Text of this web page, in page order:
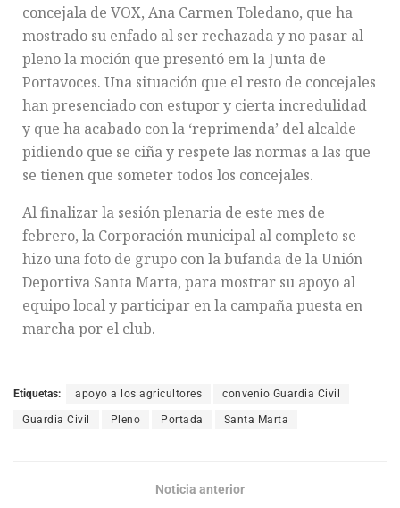
concejala de VOX, Ana Carmen Toledano, que ha
mostrado su enfado al ser rechazada y no pasar al
pleno la moción que presentó em la Junta de
Portavoces. Una situación que el resto de concejales
han presenciado con estupor y cierta incredulidad
y que ha acabado con la ‘reprimenda’ del alcalde
pidiendo que se ciña y respete las normas a las que
se tienen que someter todos los concejales.
Al finalizar la sesión plenaria de este mes de
febrero, la Corporación municipal al completo se
hizo una foto de grupo con la bufanda de la Unión
Deportiva Santa Marta, para mostrar su apoyo al
equipo local y participar en la campaña puesta en
marcha por el club.
Etiquetas: apoyo a los agricultores convenio Guardia Civil
Guardia Civil Pleno Portada Santa Marta
Noticia anterior